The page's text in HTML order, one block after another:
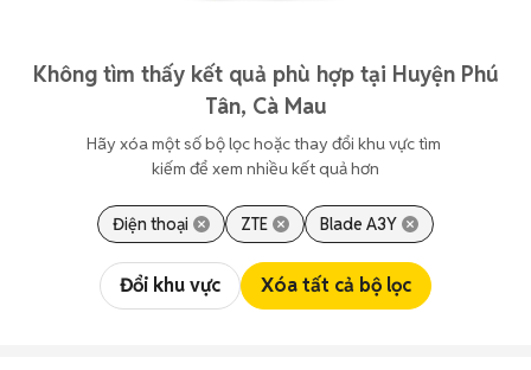
Không tìm thấy kết quả phù hợp tại Huyện Phú
Tân, Cà Mau
Hãy xóa một số bộ lọc hoặc thay đổi khu vực tìm
kiếm để xem nhiều kết quả hơn
Điện thoại ZTE Blade A3Y
Đổi khu vực Xóa tất cả bộ lọc